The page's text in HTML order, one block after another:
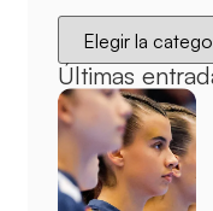
Últimas